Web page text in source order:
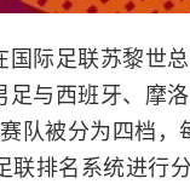
际足联苏黎世
与西班牙、摩
队被分为四档
联排名系统进行